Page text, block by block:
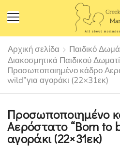
Αρχική σελίδα
Παιδικό
Διακοσμητικά Παιδικού
Προσωποποιημένο κάδρο
wild”για αγοράκι (22×31εκ)
Προσωποποιημένο
Αερόστατο “Born to
αγοράκι (22×31εκ)